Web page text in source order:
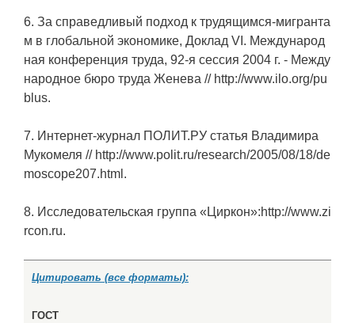
6. За справедливый подход к трудящимся-мигранта
м в глобальной экономике, Доклад VI. Международ
ная конференция труда, 92-я сессия 2004 г. - Между
народное бюро труда Женева // http://www.ilo.org/pu
blus.
7. Интернет-журнал ПОЛИТ.РУ статья Владимира
Мукомеля // http://www.polit.ru/research/2005/08/18/de
moscope207.html.
8. Исследовательская группа «Циркон»:http://www.zi
rcon.ru.
Цитировать (все форматы):
ГОСТ